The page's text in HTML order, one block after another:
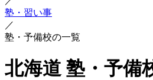
塾・習い事
／
塾・予備校の一覧
北海道 塾・予備